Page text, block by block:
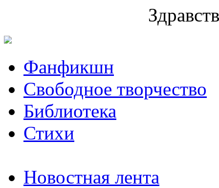
Фанфикшн
Свободное творчество
Библиотека
Стихи
Новостная лента